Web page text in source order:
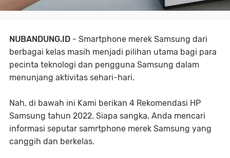
NUBANDUNG.ID - Smartphone merek Samsung dari
berbagai kelas masih menjadi pilihan utama bagi para
pecinta teknologi dan pengguna Samsung dalam
menunjang aktivitas sehari-hari.
Nah, di bawah ini Kami berikan 4 Rekomendasi HP
Samsung tahun 2022. Siapa sangka, Anda mencari
informasi seputar samrtphone merek Samsung yang
canggih dan berkelas.